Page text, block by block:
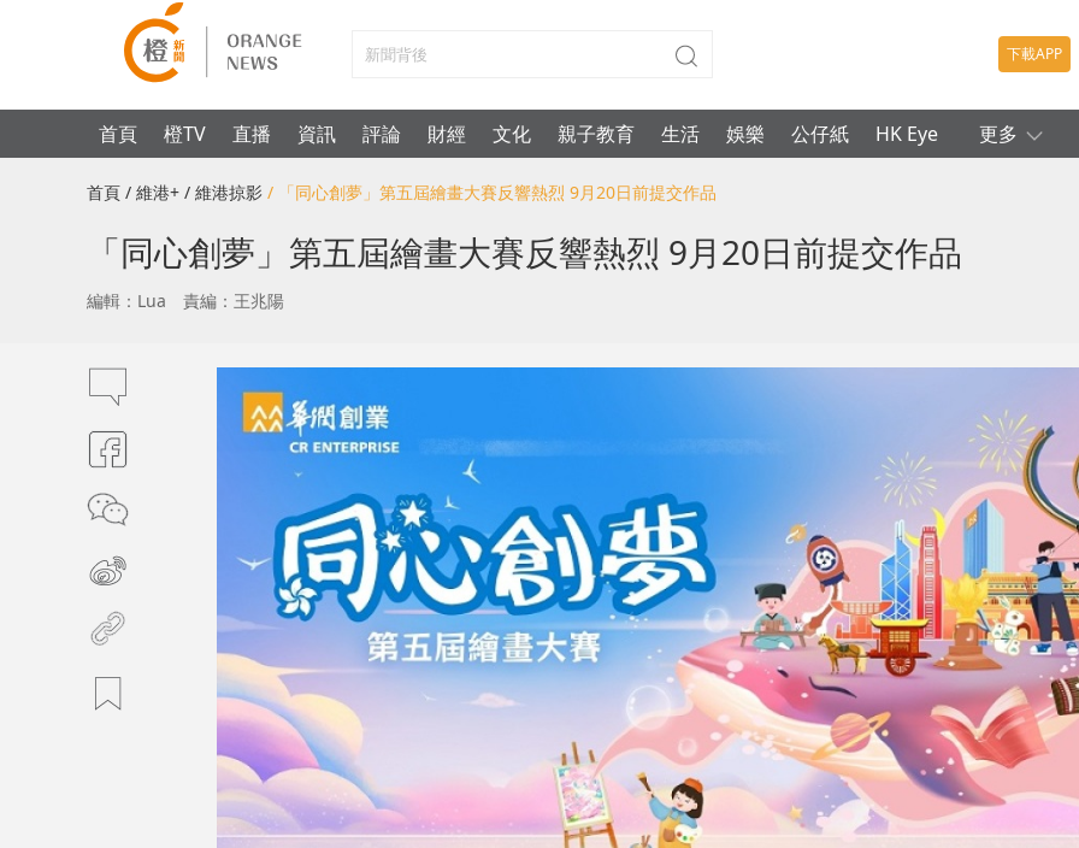
下載APP
首頁 橙TV 直播 資訊 評論 財經 文化 親子教育 生活 娛樂 公仔紙 HK Eye 更多
首頁 / 維港+ / 維港掠影 / 「同心創夢」第五屆繪畫大賽反響熱烈 9月20日前提交作品
「同心創夢」第五屆繪畫大賽反響熱烈 9月20日前提交作品
編輯：Lua 責編：王兆陽